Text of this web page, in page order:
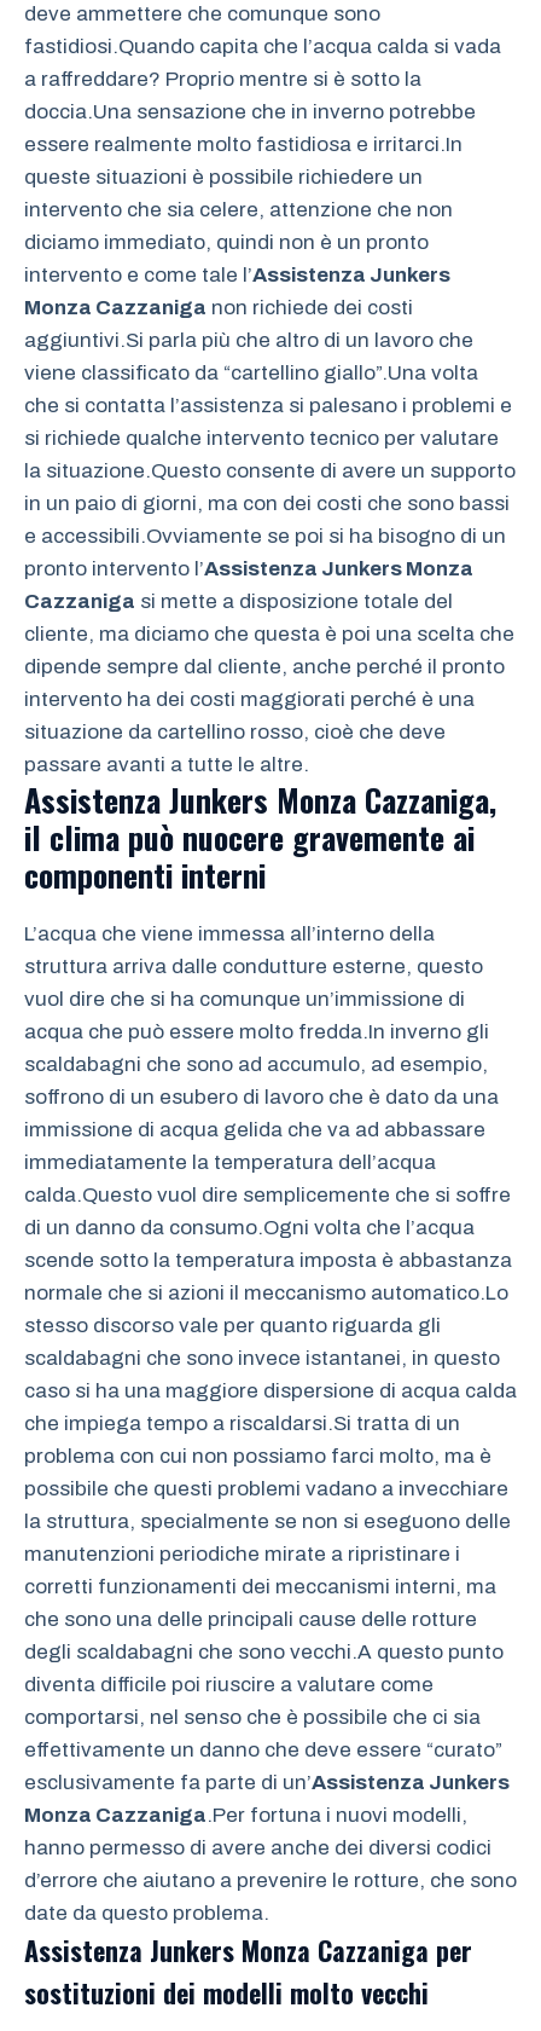
deve ammettere che comunque sono
fastidiosi.Quando capita che l’acqua calda si vada
a raffreddare? Proprio mentre si è sotto la
doccia.Una sensazione che in inverno potrebbe
essere realmente molto fastidiosa e irritarci.In
queste situazioni è possibile richiedere un
intervento che sia celere, attenzione che non
diciamo immediato, quindi non è un pronto
intervento e come tale l’Assistenza Junkers
Monza Cazzaniga non richiede dei costi
aggiuntivi.Si parla più che altro di un lavoro che
viene classificato da “cartellino giallo”.Una volta
che si contatta l’assistenza si palesano i problemi e
si richiede qualche intervento tecnico per valutare
la situazione.Questo consente di avere un supporto
in un paio di giorni, ma con dei costi che sono bassi
e accessibili.Ovviamente se poi si ha bisogno di un
pronto intervento l’Assistenza Junkers Monza
Cazzaniga si mette a disposizione totale del
cliente, ma diciamo che questa è poi una scelta che
dipende sempre dal cliente, anche perché il pronto
intervento ha dei costi maggiorati perché è una
situazione da cartellino rosso, cioè che deve
passare avanti a tutte le altre.
Assistenza Junkers Monza Cazzaniga,
il clima può nuocere gravemente ai
componenti interni
L’acqua che viene immessa all’interno della
struttura arriva dalle condutture esterne, questo
vuol dire che si ha comunque un’immissione di
acqua che può essere molto fredda.In inverno gli
scaldabagni che sono ad accumulo, ad esempio,
soffrono di un esubero di lavoro che è dato da una
immissione di acqua gelida che va ad abbassare
immediatamente la temperatura dell’acqua
calda.Questo vuol dire semplicemente che si soffre
di un danno da consumo.Ogni volta che l’acqua
scende sotto la temperatura imposta è abbastanza
normale che si azioni il meccanismo automatico.Lo
stesso discorso vale per quanto riguarda gli
scaldabagni che sono invece istantanei, in questo
caso si ha una maggiore dispersione di acqua calda
che impiega tempo a riscaldarsi.Si tratta di un
problema con cui non possiamo farci molto, ma è
possibile che questi problemi vadano a invecchiare
la struttura, specialmente se non si eseguono delle
manutenzioni periodiche mirate a ripristinare i
corretti funzionamenti dei meccanismi interni, ma
che sono una delle principali cause delle rotture
degli scaldabagni che sono vecchi.A questo punto
diventa difficile poi riuscire a valutare come
comportarsi, nel senso che è possibile che ci sia
effettivamente un danno che deve essere “curato”
esclusivamente fa parte di un’Assistenza Junkers
Monza Cazzaniga.Per fortuna i nuovi modelli,
hanno permesso di avere anche dei diversi codici
d’errore che aiutano a prevenire le rotture, che sono
date da questo problema.
Assistenza Junkers Monza Cazzaniga per
sostituzioni dei modelli molto vecchi